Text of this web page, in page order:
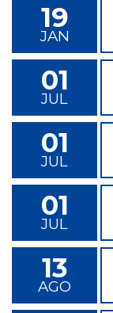
19
JAN
01
JUL
01
JUL
01
JUL
13
AGO